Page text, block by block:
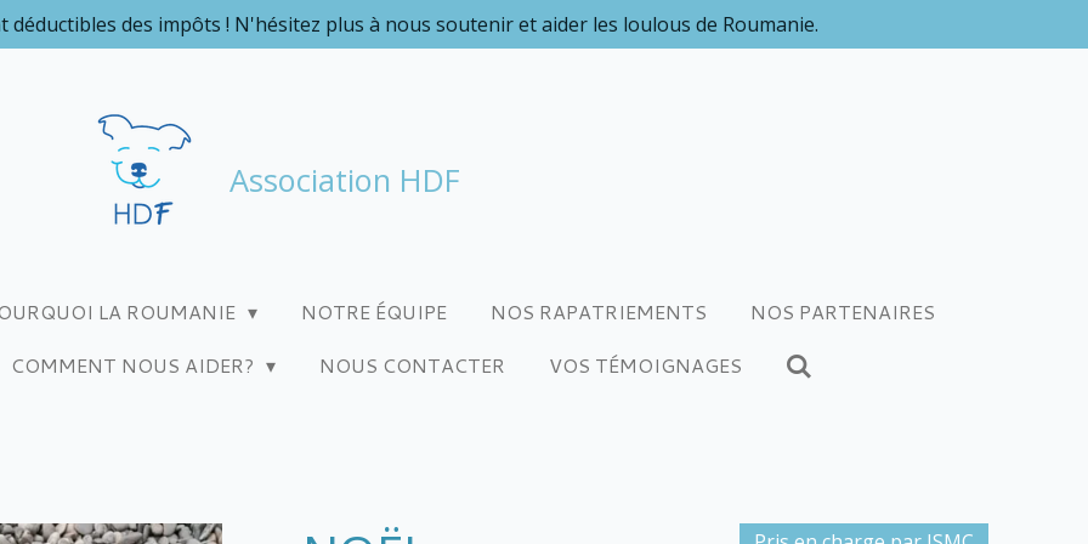
déductibles des impôts ! N'hésitez plus à nous soutenir et aider les loulous de Roumanie.
Association HDF
LA ROUMANIE NOTRE ÉQUIPE NOS RAPATRIEMENTS
NOS PARTENAIRES
COMMENT NOUS AIDER? NOUS CONTACTER VOS TÉMOIGNAGES